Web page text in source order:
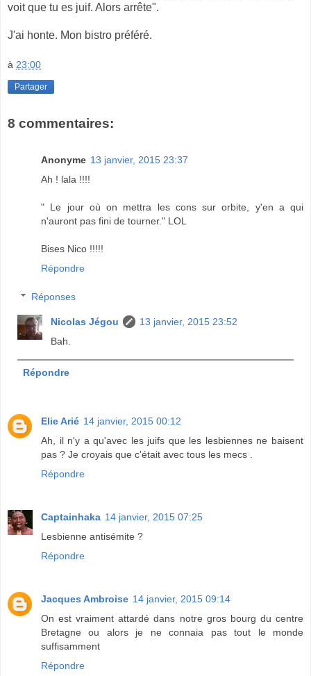
voit que tu es juif. Alors arrête".
J'ai honte. Mon bistro préféré.
à 23:00
Partager
8 commentaires:
Anonyme 13 janvier, 2015 23:37
Ah ! lala !!!!
" Le jour où on mettra les cons sur orbite, y'en a qui
n'auront pas fini de tourner." LOL
Bises Nico !!!!!
Répondre
Réponses
Nicolas Jégou
13 janvier, 2015 23:52
Bah.
Répondre
Elie Arié 14 janvier, 2015 00:12
Ah, il n'y a qu'avec les juifs que les lesbiennes ne baisent
pas ? Je croyais que c'était avec tous les mecs .
Répondre
Captainhaka 14 janvier, 2015 07:25
Lesbienne antisémite ?
Répondre
Jacques Ambroise 14 janvier, 2015 09:14
On est vraiment attardé dans notre gros bourg du centre
Bretagne ou alors je ne connaia pas tout le monde
suffisamment
Répondre